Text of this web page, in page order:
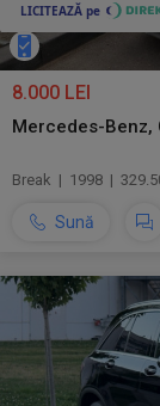
8.000 LEI
Mercedes-Benz,
Break | 1998 |
Sună